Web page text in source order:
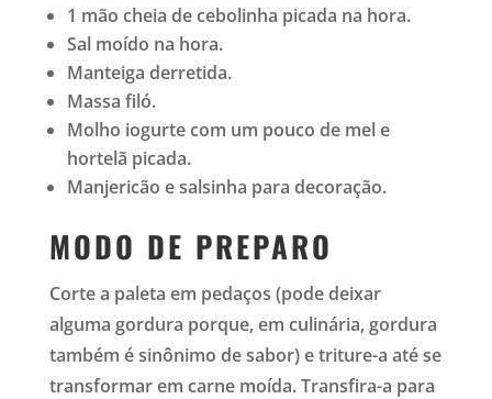
1 mão cheia de cebolinha picada na hora.
Sal moído na hora.
Manteiga derretida.
Massa filó.
Molho iogurte com um pouco de mel e
hortelã picada.
Manjericão e salsinha para decoração.
MODO DE PREPARO
Corte a paleta em pedaços (pode deixar
alguma gordura porque, em culinária, gordura
também é sinônimo de sabor) e triture-a até se
transformar em carne moída. Transfira-a para